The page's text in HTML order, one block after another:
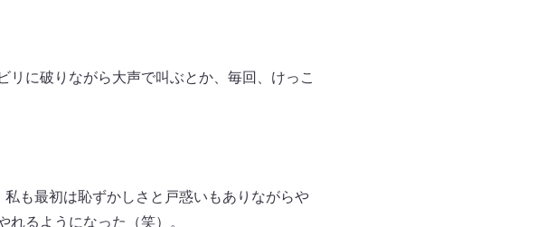
に破りながら大声で叫ぶとか、毎回、けっこ
も最初は恥ずかしさと戸惑いもありながらや
るようになった（笑）。